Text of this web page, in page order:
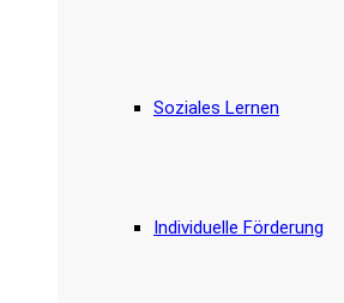
Soziales Lernen
Individuelle Förderung